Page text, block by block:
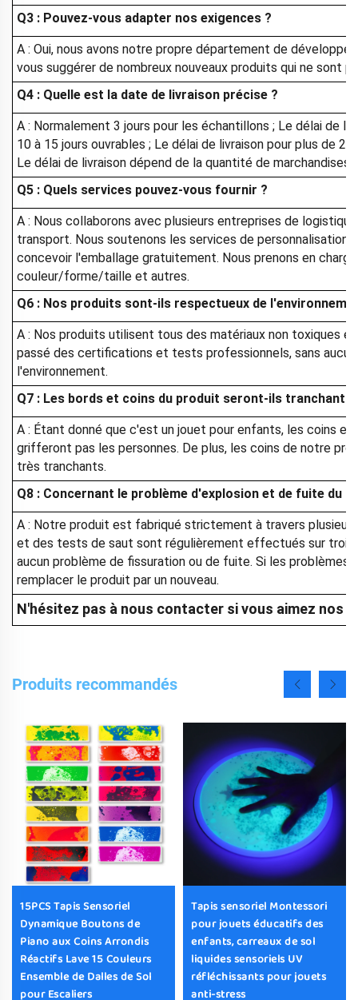
Q3 : Pouvez-vous adapter nos exigences ?
A : Oui, nous avons notre propre département de
vous suggérer de nombreux nouveaux produits qui ne sont
Q4 : Quelle est la date de livraison précise ?
A : Normalement 3 jours pour les échantillons ; Le délai de
10 à 15 jours ouvrables ; Le délai de livraison pour plus de
Le délai de livraison dépend de la quantité de marchandises.
Q5 : Quels services pouvez-vous fournir ?
A : Nous collaborons avec plusieurs entreprises de
transport. Nous soutenons les services de personnalisation
concevoir l'emballage gratuitement. Nous prenons en
couleur/forme/taille et autres.
Q6 : Nos produits sont-ils respectueux de
A : Nos produits utilisent tous des matériaux non toxiques
passé des certifications et tests professionnels, sans
l'environnement.
Q7 : Les bords et coins du produit seront-ils tranchants
A : Étant donné que c'est un jouet pour enfants, les coins
grifferont pas les personnes. De plus, les coins de notre
très tranchants.
Q8 : Concernant le problème d'explosion et de fuite du
A : Notre produit est fabriqué strictement à travers
et des tests de saut sont régulièrement effectués sur trois
aucun problème de fissuration ou de fuite. Si les problèmes
remplacer le produit par un nouveau.
N'hésitez pas à nous contacter si vous aimez nos
Produits recommandés
15PCS Tapis Sensoriel
Dynamique Boutons de
Piano aux Coins Arrondis
Réactifs Lave 15 Couleurs
Ensemble de Dalles de Sol
pour Escaliers
Tapis sensoriel Montessori
pour jouets éducatifs des
enfants, carreaux de sol
liquides sensoriels UV
réfléchissants pour jouets
anti-stress